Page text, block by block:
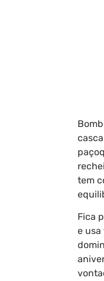
tem
Fica
e usa